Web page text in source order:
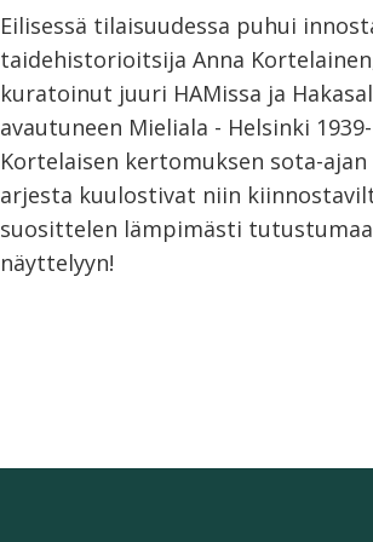
Eilisessä tilaisuudessa puhui
taidehistorioitsija Anna
kuratoinut juuri HAMissa ja
avautuneen Mieliala - Helsinki
Kortelaisen kertomuksen sota-
arjesta kuulostivat niin
suosittelen lämpimästi
näyttelyyn!